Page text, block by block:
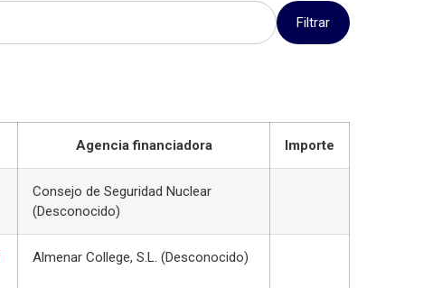
Filtrar
Agencia financiadora Importe
Consejo de Seguridad Nuclear
(Desconocido)
Almenar College, S.L. (Desconocido)